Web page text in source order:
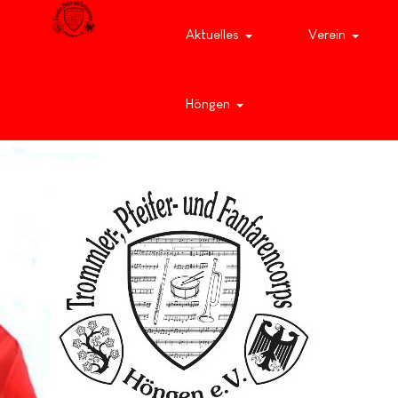
Aktuelles Verein
Höngen